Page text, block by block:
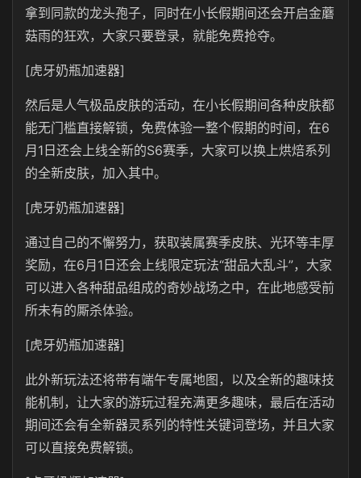
拿到同款的龙头孢子，同时在小长假期间还会开启金蘑
菇雨的狂欢，大家只要登录，就能免费抢夺。
[虎牙奶瓶加速器]
然后是人气极品皮肤的活动，在小长假期间各种皮肤都
能无门槛直接解锁，免费体验一整个假期的时间，在6
月1日还会上线全新的S6赛季，大家可以换上烘焙系列
的全新皮肤，加入其中。
[虎牙奶瓶加速器]
通过自己的不懈努力，获取装属赛季皮肤、光环等丰厚
奖励，在6月1日还会上线限定玩法“甜品大乱斗”，大家
可以进入各种甜品组成的奇妙战场之中，在此地感受前
所未有的厮杀体验。
[虎牙奶瓶加速器]
此外新玩法还将带有端午专属地图，以及全新的趣味技
能机制，让大家的游玩过程充满更多趣味，最后在活动
期间还会有全新器灵系列的特性关键词登场，并且大家
可以直接免费解锁。